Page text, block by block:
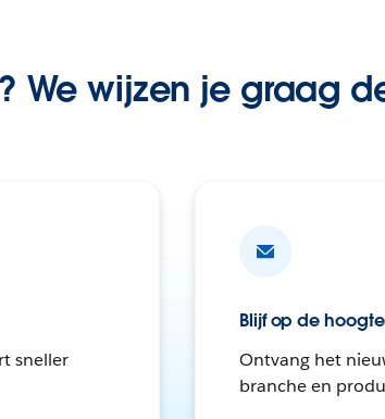
We wijzen je graag
sneller
Blijf op de
Ontvang het
branche en